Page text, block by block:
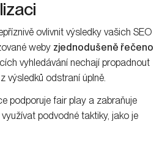
ovlivnit výsledky vašich SEO
weby zjednodušeně řečeno
vyhledávání nechají propadnout
výsledků odstraní úplně.
podporuje fair play a zabraňuje
podvodné taktiky, jako je